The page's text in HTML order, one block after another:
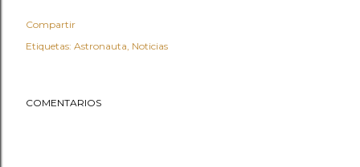
Compartir
Etiquetas: Astronauta Noticias
COMENTARIOS